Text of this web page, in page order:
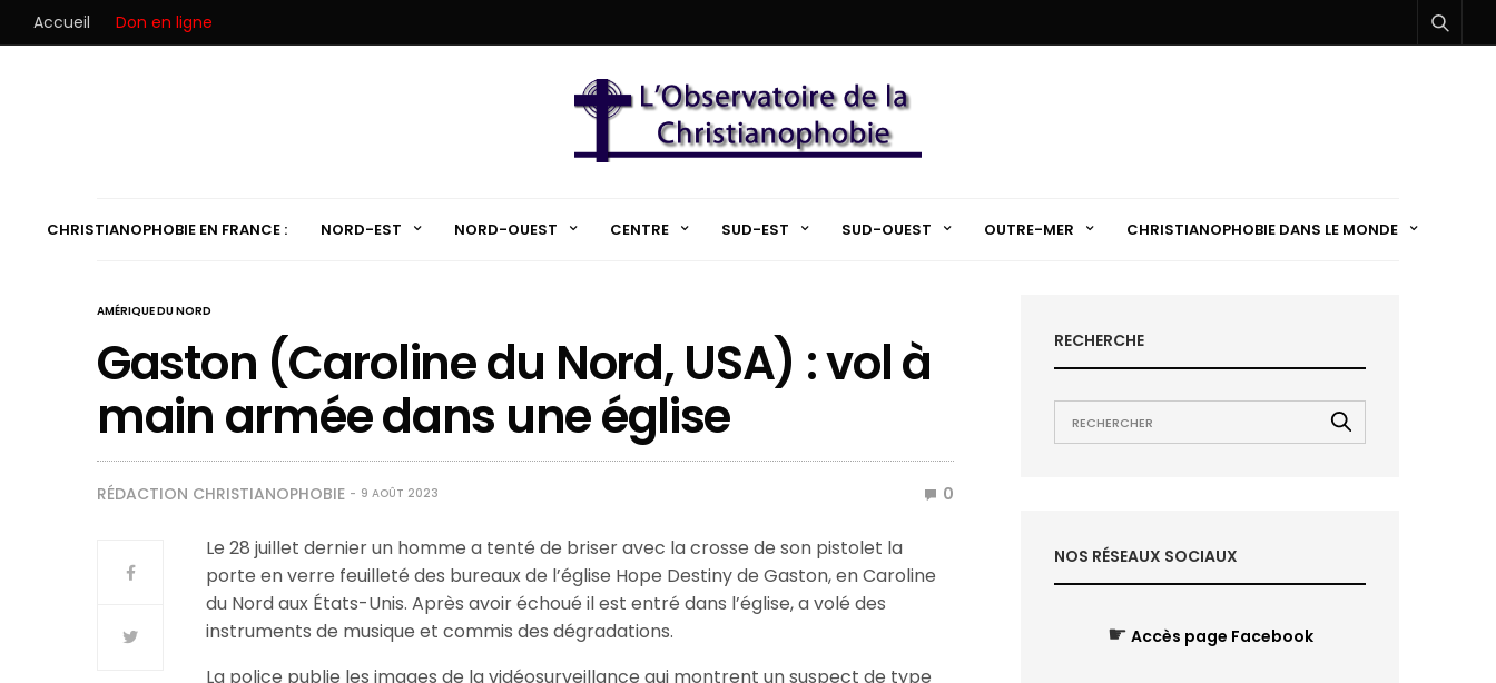
Accueil Don en ligne
CHRISTIANOPHOBIE EN FRANCE : NORD-EST NORD-OUEST CENTRE SUD-EST SUD-OUEST OUTRE-MER CHRISTIANOPHOBIE DANS LE MONDE
AMÉRIQUE DU NORD
Gaston (Caroline du Nord, USA) : vol à
main armée dans une église
RÉDACTION CHRISTIANOPHOBIE 9 AOÛT 2023 0
Le 28 juillet dernier un homme a tenté de briser avec la crosse de son pistolet la
porte en verre feuilleté des bureaux de l’église Hope Destiny de Gaston, en Caroline
du Nord aux États-Unis. Après avoir échoué il est entré dans l’église, a volé des
instruments de musique et commis des dégradations.
La police publie les images de la vidéosurveillance qui montrent un suspect de type
RECHERCHE
NOS RÉSEAUX SOCIAUX
☛ Accès page Facebook